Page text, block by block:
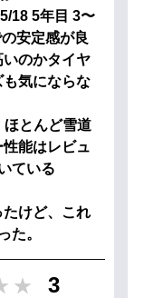
18 5年目 3〜
安定感が良
いのかタイヤ
気にならな
ほとんど雪道
能はレビュ
ている
けど、これ
た。
3